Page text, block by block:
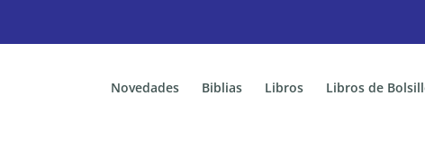
Novedades Biblias Libros Libros de